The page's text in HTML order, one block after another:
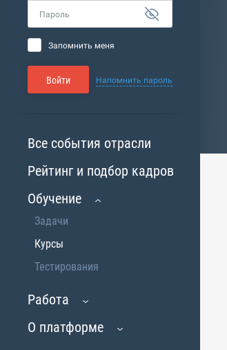
Пароль
Запомнить меня
Войти Напомнить пароль
Все события отрасли
Рейтинг и подбор кадров
Обучение
Задачи
Курсы
Тестирования
Работа
О платформе